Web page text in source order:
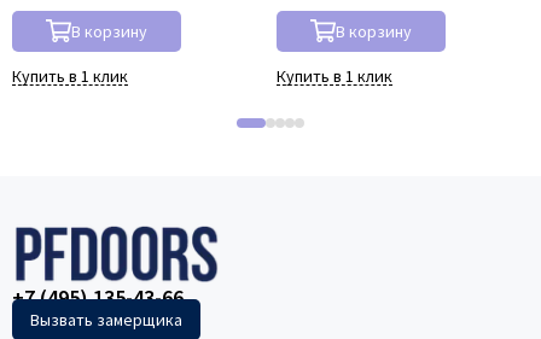
В корзину
Купить в 1 клик
В корзину
Купить в 1 клик
+7 (495) 135-43-66
Вызвать замерщика